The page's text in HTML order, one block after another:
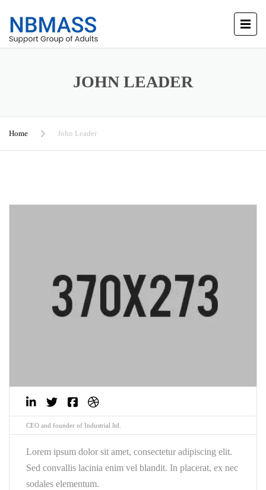
JOHN LEADER
Home John Leader
CEO and founder of Industrial ltd.
Lorem ipsum dolor sit amet, consectetur adipiscing elit.
Sed convallis lacinia enim vel blandit. In placerat, ex nec
sodales elementum.